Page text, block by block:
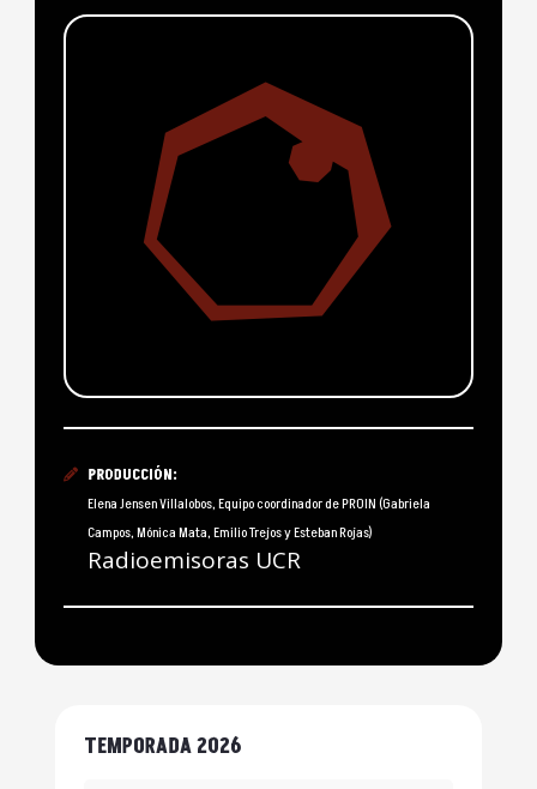
PRODUCCIÓN:
Elena Jensen Villalobos, Equipo coordinador de PROIN (Gabriela
Campos, Mónica Mata, Emilio Trejos y Esteban Rojas)
Radioemisoras UCR
TEMPORADA 2026